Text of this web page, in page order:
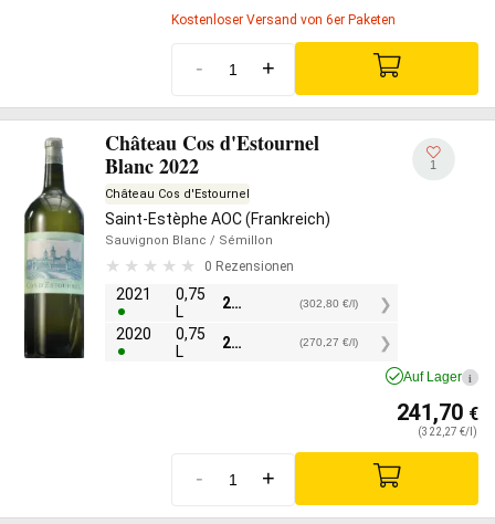
Kostenloser Versand von 6er Paketen
- +
Château Cos d'Estournel
Blanc 2022
Château Cos d'Estournel
Saint-Estèphe AOC (Frankreich)
Sauvignon Blanc / Sémillon
0 Rezensionen
2021
0,75
L
227,10 (302,80 €/l)
2020
0,75
L
202,70 (270,27 €/l)
1
Auf Lager i
241,70 €
(322,27 €/l)
- +